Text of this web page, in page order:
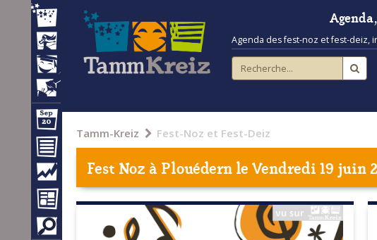
Agenda des fest-noz et fest-deiz,
Tamm-Kreiz Fest-Noz et Fest-Deiz
Fest Noz àPlouédernle Vendredi 19 juin